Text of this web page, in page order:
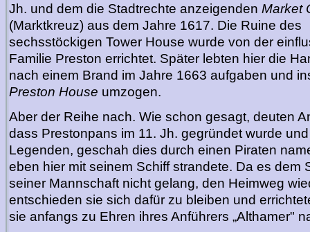
Jh. und dem die Stadtrechte anzeigenden Market
(Marktkreuz) aus dem Jahre 1617. Die Ruine des
sechsstöckigen Tower House wurde von der
Familie Preston errichtet. Später lebten hier die
nach einem Brand im Jahre 1663 aufgaben und
Preston House umzogen.
Aber der Reihe nach. Wie schon gesagt, deuten
dass Prestonpans im 11. Jh. gegründet wurde
Legenden, geschah dies durch einen Piraten
eben hier mit seinem Schiff strandete. Da es dem
seiner Mannschaft nicht gelang, den Heimweg
entschieden sie sich dafür zu bleiben und
sie anfangs zu Ehren ihres Anführers „Althamer"